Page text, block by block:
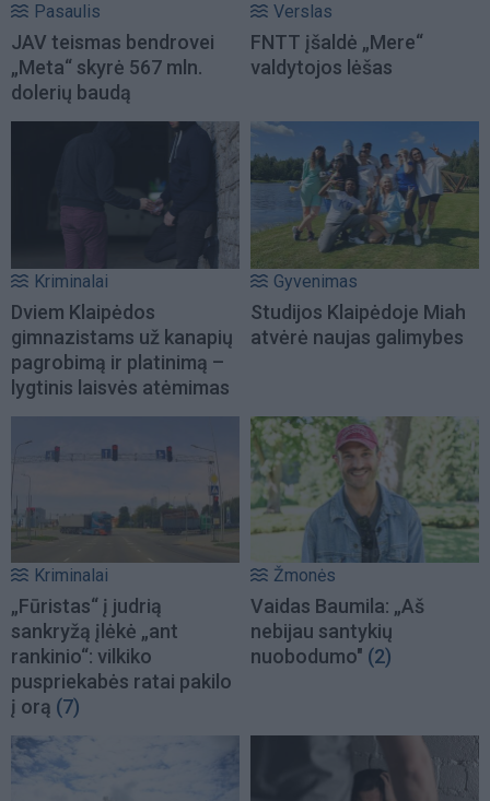
Pasaulis
JAV teismas bendrovei
„Meta“ skyrė 567 mln.
dolerių baudą
Verslas
FNTT įšaldė „Mere“
valdytojos lėšas
Kriminalai
Dviem Klaipėdos
gimnazistams už kanapių
pagrobimą ir platinimą –
lygtinis laisvės atėmimas
Gyvenimas
Studijos Klaipėdoje Miah
atvėrė naujas galimybes
Kriminalai
„Fūristas“ į judrią
sankryžą įlėkė „ant
rankinio“: vilkiko
puspriekabės ratai pakilo
į orą (7)
Žmonės
Vaidas Baumila: „Aš
nebijau santykių
nuobodumo" (2)